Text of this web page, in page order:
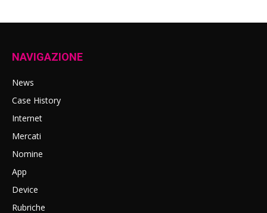
NAVIGAZIONE
News
Case History
Internet
Mercati
Nomine
App
Device
Rubriche